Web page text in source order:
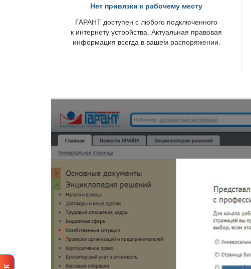
Нет привязки к рабочему месту
ГАРАНТ доступен с любого подключенного
к интернету устройства. Актуальная правовая
информация всегда в вашем распоряжении.